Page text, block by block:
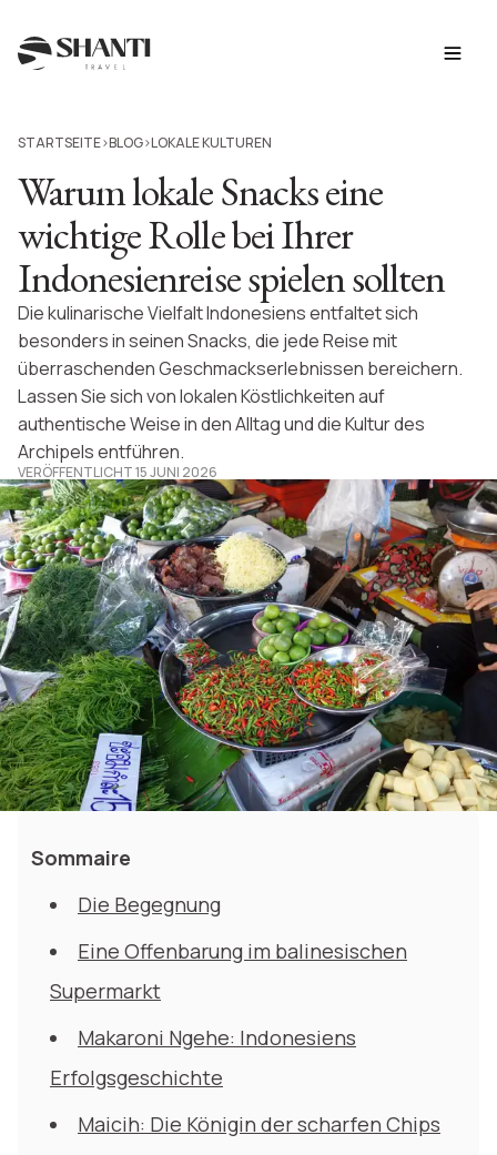
STARTSEITE>BLOG>LOKALE KULTUREN
Warum lokale Snacks eine
wichtige Rolle bei Ihrer
Indonesienreise spielen sollten
Die kulinarische Vielfalt Indonesiens entfaltet sich
besonders in seinen Snacks, die jede Reise mit
überraschenden Geschmackserlebnissen bereichern.
Lassen Sie sich von lokalen Köstlichkeiten auf
authentische Weise in den Alltag und die Kultur des
Archipels entführen.
VERÖFFENTLICHT 15 JUNI 2026
Sommaire
Die Begegnung
Eine Offenbarung im balinesischen
Supermarkt
Makaroni Ngehe: Indonesiens
Erfolgsgeschichte
Maicih: Die Königin der scharfen Chips